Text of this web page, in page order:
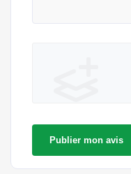
Publier mon avis